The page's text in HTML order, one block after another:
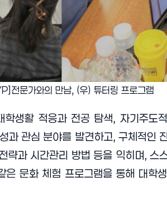
전문가와의 만남, (우) 튜터링 프로그램
활 적응과 전공 탐색, 자기주도
과 관심 분야를 발견하고, 구체적인
과 시간관리 방법 등을 익히며, 스
문화 체험 프로그램을 통해 대학